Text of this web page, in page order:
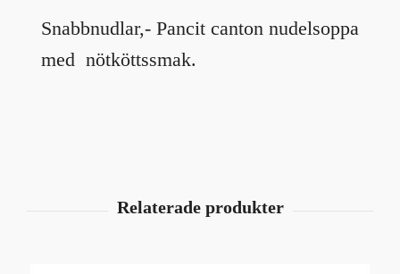
Snabbnudlar,- Pancit canton nudelsoppa
med nötköttssmak.